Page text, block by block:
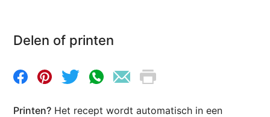
Delen of printen
Printen? Het recept wordt automatisch in een